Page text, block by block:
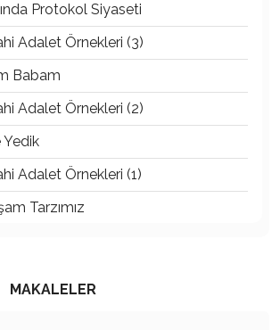
Protokol Siyaseti
Adalet Örnekleri (3)
Babam
Adalet Örnekleri (2)
Yedik
Adalet Örnekleri (1)
Tarzımız
Sevdiği ve İyi Bildiği İşi Yapsa
MAKALELER